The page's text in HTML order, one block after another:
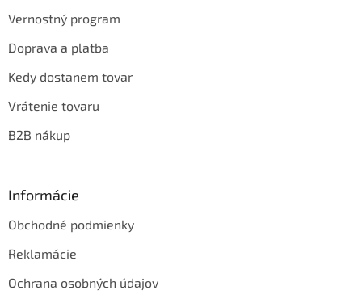
Vernostný program
Doprava a platba
Kedy dostanem tovar
Vrátenie tovaru
B2B nákup
Informácie
Obchodné podmienky
Reklamácie
Ochrana osobných údajov